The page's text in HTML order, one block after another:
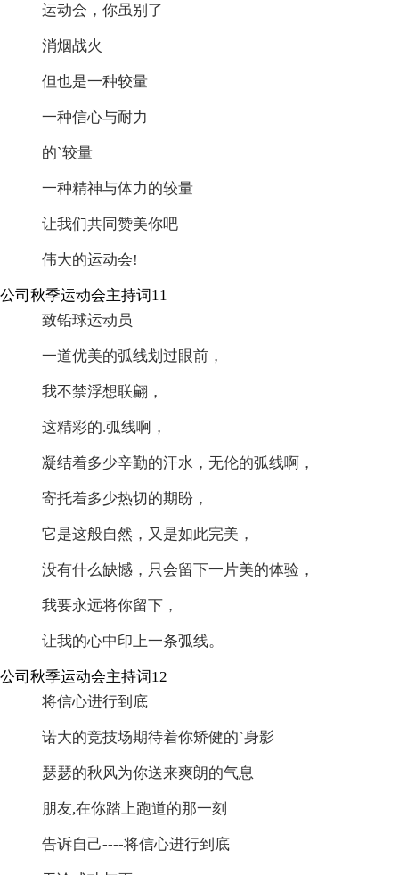
运动会，你虽别了
消烟战火
但也是一种较量
一种信心与耐力
的`较量
一种精神与体力的较量
让我们共同赞美你吧
伟大的运动会!
公司秋季运动会主持词11
致铅球运动员
一道优美的弧线划过眼前，
我不禁浮想联翩，
这精彩的.弧线啊，
凝结着多少辛勤的汗水，无伦的弧线啊，
寄托着多少热切的期盼，
它是这般自然，又是如此完美，
没有什么缺憾，只会留下一片美的体验，
我要永远将你留下，
让我的心中印上一条弧线。
公司秋季运动会主持词12
将信心进行到底
诺大的竞技场期待着你矫健的`身影
瑟瑟的秋风为你送来爽朗的气息
朋友,在你踏上跑道的那一刻
告诉自己----将信心进行到底